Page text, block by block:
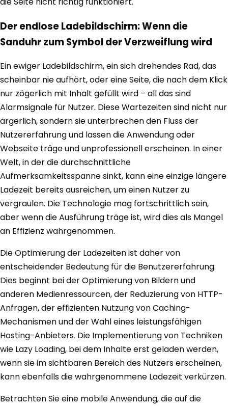
Der endlose Ladebildschirm: Wenn die
Sanduhr zum Symbol der Verzweiflung wird
Ein ewiger Ladebildschirm, ein sich drehendes Rad, das
scheinbar nie aufhört, oder eine Seite, die nach dem Klick
nur zögerlich mit Inhalt gefüllt wird – all das sind
Alarmsignale für Nutzer. Diese Wartezeiten sind nicht nur
ärgerlich, sondern sie unterbrechen den Fluss der
Nutzererfahrung und lassen die Anwendung oder
Webseite träge und unprofessionell erscheinen. In einer
Welt, in der die durchschnittliche
Aufmerksamkeitsspanne sinkt, kann eine einzige längere
Ladezeit bereits ausreichen, um einen Nutzer zu
vergraulen. Die Technologie mag fortschrittlich sein,
aber wenn die Ausführung träge ist, wird dies als Mangel
an Effizienz wahrgenommen.
Die Optimierung der Ladezeiten ist daher von
entscheidender Bedeutung für die Benutzererfahrung.
Dies beginnt bei der Optimierung von Bildern und
anderen Medienressourcen, der Reduzierung von HTTP-
Anfragen, der effizienten Nutzung von Caching-
Mechanismen und der Wahl eines leistungsfähigen
Hosting-Anbieters. Die Implementierung von Techniken
wie Lazy Loading, bei dem Inhalte erst geladen werden,
wenn sie im sichtbaren Bereich des Nutzers erscheinen,
kann ebenfalls die wahrgenommene Ladezeit verkürzen.
Betrachten Sie eine mobile Anwendung, die auf die